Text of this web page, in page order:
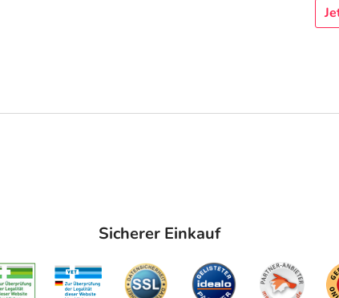
Sicherer Einkauf